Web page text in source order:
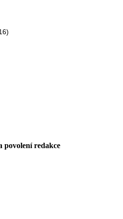
povolení redakce